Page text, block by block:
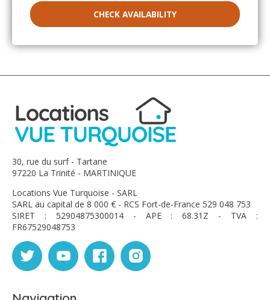
CHECK AVAILABILITY
30, rue du surf - Tartane
97220 La Trinité - MARTINIQUE
Locations Vue Turquoise - SARL
SARL au capital de 8 000 € - RCS Fort-de-France 529 048 753
SIRET : 52904875300014 - APE : 68.31Z - TVA :
FR67529048753